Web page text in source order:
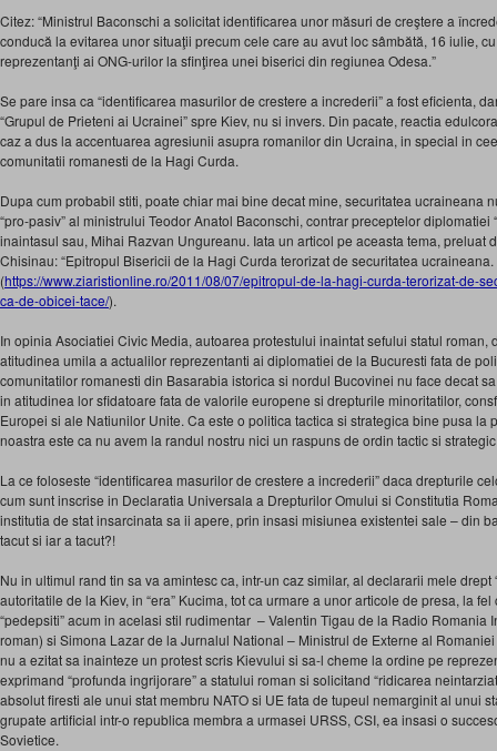
Citez: “Ministrul Baconschi a solicitat identificarea unor măsuri de creştere a
conducă la evitarea unor situaţii precum cele care au avut loc sâmbătă, 16 iulie,
reprezentanţi ai ONG-urilor la sfinţirea unei biserici din regiunea Odesa.”
Se pare insa ca “identificarea masurilor de crestere a increderii” a fost eficienta,
“Grupul de Prieteni ai Ucrainei” spre Kiev, nu si invers. Din pacate, reactia
caz a dus la accentuarea agresiunii asupra romanilor din Ucraina, in special in
comunitatii romanesti de la Hagi Curda.
Dupa cum probabil stiti, poate chiar mai bine decat mine, securitatea ucraineana
“pro-pasiv” al ministrului Teodor Anatol Baconschi, contrar preceptelor diplomatiei
inaintasul sau, Mihai Razvan Ungureanu. Iata un articol pe aceasta tema, preluat
Chisinau: “Epitropul Bisericii de la Hagi Curda terorizat de securitatea
(https://www.ziaristionline.ro/2011/08/07/epitropul-de-la-hagi-curda-terorizat-de-
ca-de-obicei-tace/).
In opinia Asociatiei Civic Media, autoarea protestului inaintat sefului statul roman,
atitudinea umila a actualilor reprezentanti ai diplomatiei de la Bucuresti fata de
comunitatilor romanesti din Basarabia istorica si nordul Bucovinei nu face decat
in atitudinea lor sfidatoare fata de valorile europene si drepturile minoritatilor,
Europei si ale Natiunilor Unite. Ca este o politica tactica si strategica bine pusa la
noastra este ca nu avem la randul nostru nici un raspuns de ordin tactic si
La ce foloseste “identificarea masurilor de crestere a increderii” daca drepturile
cum sunt inscrise in Declaratia Universala a Drepturilor Omului si Constitutia
institutia de stat insarcinata sa ii apere, prin insasi misiunea existentei sale – din
tacut si iar a tacut?!
Nu in ultimul rand tin sa va amintesc ca, intr-un caz similar, al declararii mele drept
autoritatile de la Kiev, in “era” Kucima, tot ca urmare a unor articole de presa, la
“pedepsiti” acum in acelasi stil rudimentar – Valentin Tigau de la Radio Romania
roman) si Simona Lazar de la Jurnalul National – Ministrul de Externe al
nu a ezitat sa inainteze un protest scris Kievului si sa-l cheme la ordine pe
exprimand “profunda ingrijorare” a statului roman si solicitand “ridicarea
absolut firesti ale unui stat membru NATO si UE fata de tupeul nemarginit al unui
grupate artificial intr-o republica membra a urmasei URSS, CSI, ea insasi o
Sovietice.